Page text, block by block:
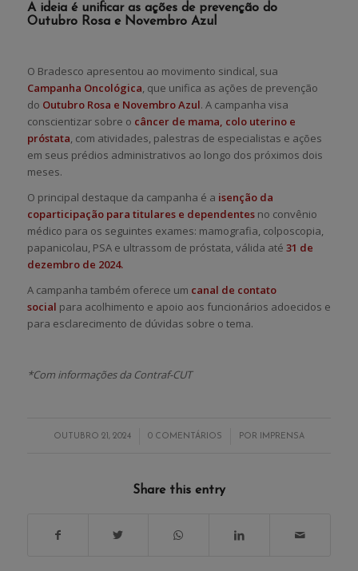
A ideia é unificar as ações de prevenção do
Outubro Rosa e Novembro Azul
O Bradesco apresentou ao movimento sindical, sua
Campanha Oncológica, que unifica as ações de prevenção
do Outubro Rosa e Novembro Azul. A campanha visa
conscientizar sobre o câncer de mama, colo uterino e
próstata, com atividades, palestras de especialistas e ações
em seus prédios administrativos ao longo dos próximos dois
meses.
O principal destaque da campanha é a isenção da
coparticipação para titulares e dependentesno convênio
médico para os seguintes exames: mamografia, colposcopia,
papanicolau, PSA e ultrassom de próstata, válida até 31 de
dezembro de 2024.
A campanha também oferece um canal de contato
social para acolhimento e apoio aos funcionários adoecidos e
para esclarecimento de dúvidas sobre o tema.
*Com informações da Contraf-CUT
OUTUBRO 21, 2024
/ 0 COMENTÁRIOS
/ POR IMPRENSA
Share this entry